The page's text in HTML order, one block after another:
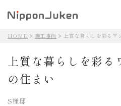
HOME 施工事例 上質な暮らしを彩るワ
上質な暮らしを彩
の住まい
S様邸